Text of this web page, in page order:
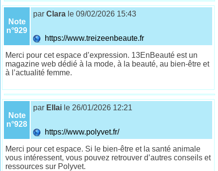
Note
n°929
parClara le 09/02/2026 15:43
https://www.treizeenbeaute.fr
Merci pour cet espace d’expression. 13EnBeauté est un
magazine web dédié à la mode, à la beauté, au bien-être et
à l’actualité femme.
Note
n°928
par Ellai le 26/01/2026 12:21
https://www.polyvet.fr/
Merci pour cet espace. Si le bien-être et la santé animale
vous intéressent, vous pouvez retrouver d’autres conseils et
ressources sur Polyvet.